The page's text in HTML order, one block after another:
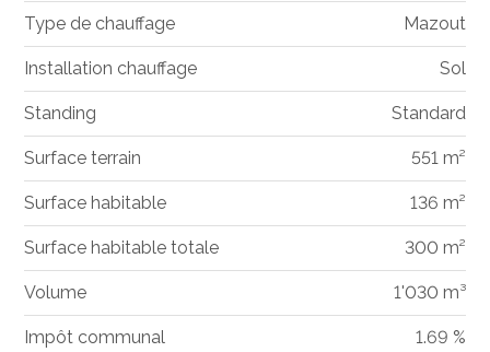
Type de chauffage Mazout
Installation chauffage Sol
Standing Standard
Surface terrain 551 m²
Surface habitable 136 m²
Surface habitable totale 300 m²
Volume 1'030 m³
Impôt communal 1.69 %